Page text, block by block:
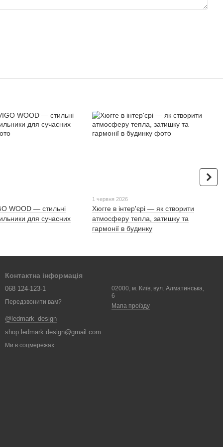
WOOD — стильні
для сучасних
1 червня 2026
Хюгге в інтер'єрі — як створити
атмосферу тепла, затишку та
гармонії в будинку
Контактна інформація
068 124-123-1
Передзвонити вам?
@ledmark_design
shop.ledmark.design@gmail.com
02000, м. Київ, вул. Алматинська,
6
Мапа проїзду
Ми в соцмережах